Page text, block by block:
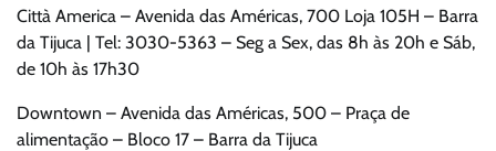
Città America – Avenida das Américas, 700 Loja 105H – Barra
da Tijuca | Tel: 3030-5363 – Seg a Sex, das 8h às 20h e Sáb,
de 10h às 17h30
Downtown – Avenida das Américas, 500 – Praça de
alimentação – Bloco 17 – Barra da Tijuca